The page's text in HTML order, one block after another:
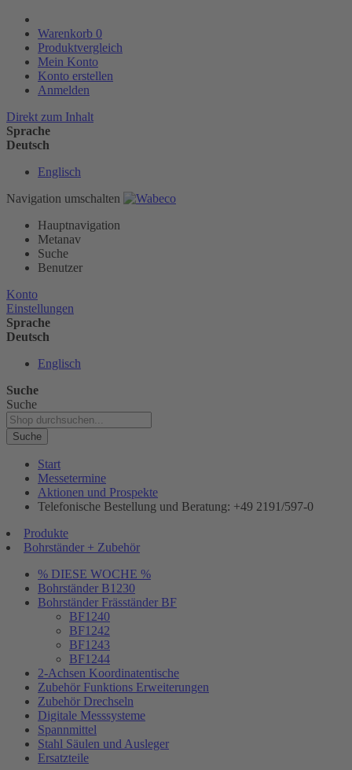
Warenkorb 0
Produktvergleich
Mein Konto
Konto erstellen
Anmelden
Direkt zum Inhalt
Sprache
Deutsch
Englisch
Navigation umschalten
Hauptnavigation
Metanav
Suche
Benutzer
Konto
Einstellungen
Sprache
Deutsch
Englisch
Suche
Suche
Suche
Start
Messetermine
Aktionen und Prospekte
Telefonische Bestellung und Beratung: +49 2191/597-0
Produkte
Bohrständer + Zubehör
% DIESE WOCHE %
Bohrständer B1230
Bohrständer Fräsständer BF
BF1240
BF1242
BF1243
BF1244
2-Achsen Koordinatentische
Zubehör Funktions Erweiterungen
Zubehör Drechseln
Digitale Messsysteme
Spannmittel
Stahl Säulen und Ausleger
Ersatzteile